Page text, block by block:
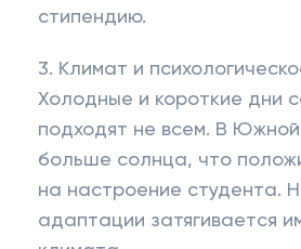
стипендию.
3. Климат и
Холодные и короткие дни
подходят не всем. В Южной
больше солнца, что
на настроение студента.
адаптации затягивается